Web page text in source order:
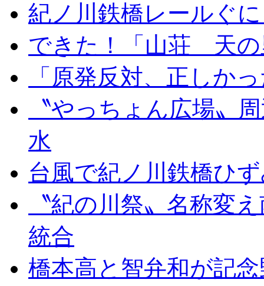
紀ノ川鉄橋レールぐ
できた！「山荘 天の
「原発反対、正しか
〝やっちょん広場〟
水
台風で紀ノ川鉄橋ひ
〝紀の川祭〟名称変
統合
橋本高と智弁和が記